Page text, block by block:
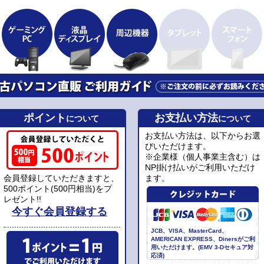
ポイント について お支払い方法について
会員登録していただきますと、
500ポイント(500円相当)をプ
レゼント!!
今すぐ会員登録する
お支払い方法は、以下からお選
びいただけます。
※企業様（個人事業主含む）は
NP掛け払いがご利用いただけ
ます。
JCB、VISA、MasterCard、
AMERICAN EXPRESS、Dinersがご利
用いただけます。(EMV 3-Dセキュア対
応済)